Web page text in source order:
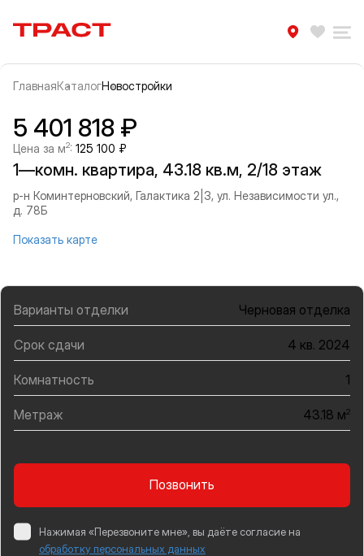
Траст | Служба недвижимости
ГлавнаяКаталогНовостройки
Информация об объекте
Галерея
5 401 818 ₽
Цена за м2: 125 100 ₽
1—комн. квартира, 43.18 кв.м, 2/18 этаж
р-н Коминтерновский, Галактика 2|3, ул. Независимости ул.,
д. 78Б
Показать карте
Варианты отделки Черновая отделка
Срок сдачи 4 кв. 2024
Комнатность 1
Метраж 43.18 м2
Позвонить
Нажимая «Перезвоните мне», вы даёте согласие на
обработку персональных данных